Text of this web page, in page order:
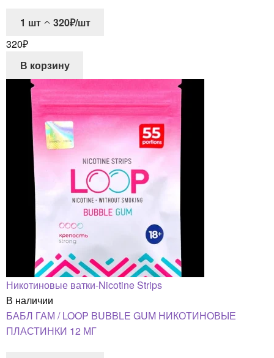
1 шт
320₽/шт
320₽
В корзину
Никотиновые ватки-Nicotine Strips
В наличии
БАБЛ ГАМ / LOOP BUBBLE GUM НИКОТИНОВЫЕ
ПЛАСТИНКИ 12 МГ